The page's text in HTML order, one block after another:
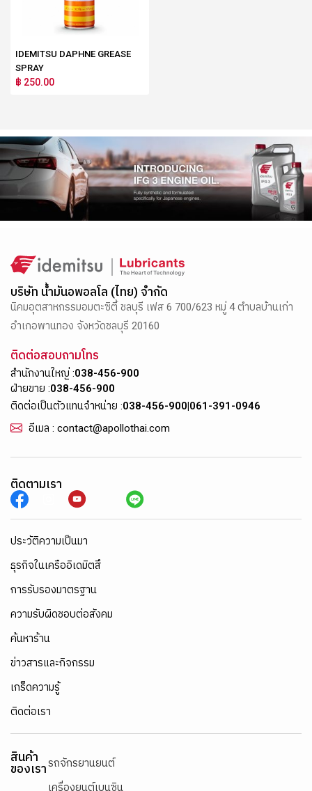
IDEMITSU DAPHNE GREASE
SPRAY
฿ 250.00
บริษัท น้ำมันอพอลโล (ไทย) จำกัด
นิคมอุตสาหกรรมอมตะซิตี้ ชลบุรี เฟส 6 700/623 หมู่ 4 ตำบลบ้านเก่า
อำเภอพานทอง จังหวัดชลบุรี 20160
ติดต่อสอบถามโทร
สำนักงานใหญ่ :038-456-900
ฝ่ายขาย :038-456-900
ติดต่อเป็นตัวแทนจำหน่าย :038-456-900|061-391-0946
อีเมล : contact@apollothai.com
ติดตามเรา
ประวัติความเป็นมา
ธุรกิจในเครืออิเดมิตสึ
การรับรองมาตรฐาน
ความรับผิดชอบต่อสังคม
ค้นหาร้าน
ข่าวสารและกิจกรรม
เกร็ดความรู้
ติดต่อเรา
สินค้า
ของเรารถจักรยานยนต์
เครื่องยนต์เบนซิน